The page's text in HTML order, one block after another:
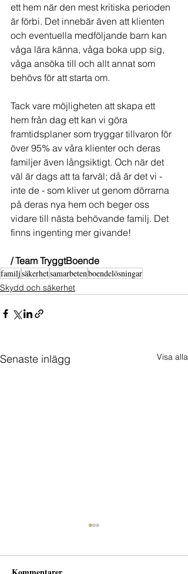
ett hem när den mest kritiska perioden
är förbi. Det innebär även att klienten
och eventuella medföljande barn kan
våga lära känna, våga boka upp sig,
våga ansöka till och allt annat som
behövs för att starta om.
Tack vare möjligheten att skapa ett
hem från dag ett kan vi göra
framtidsplaner som tryggar tillvaron för
över 95% av våra klienter och deras
familjer även långsiktigt. Och när det
väl är dags att ta farväl; då är det vi -
inte de - som kliver ut genom dörrarna
på deras nya hem och beger oss
vidare till nästa behövande familj. Det
finns ingenting mer givande!
/ Team TryggtBoende
familjsäkerhetsamarbetenboendelösningar
Skydd och säkerhet
Senaste inlägg Visa alla